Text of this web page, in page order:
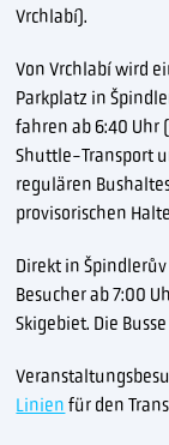
Vrchlabí).
Von Vrchlabí wird
Parkplatz in
fahren ab 6:40 Uhr
Shuttle-Transport
regulären
provisorischen
Direkt in
Besucher ab 7:00
Skigebiet. Die
Linien für den